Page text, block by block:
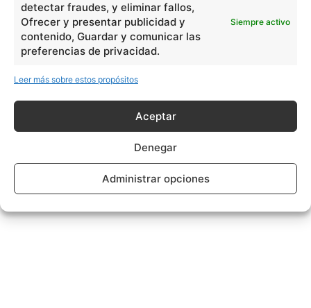
detectar fraudes, y eliminar fallos,
Ofrecer y presentar publicidad y
contenido, Guardar y comunicar las
preferencias de privacidad.
Siempre activo
Leer más sobre estos propósitos
Aceptar
Denegar
Administrar opciones